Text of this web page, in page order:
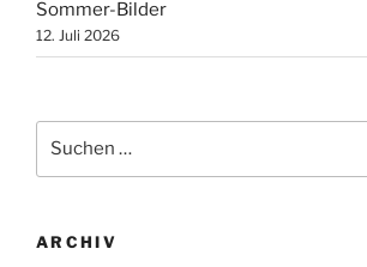
Sommer-Bilder
12. Juli 2026
nach:
ARCHIV